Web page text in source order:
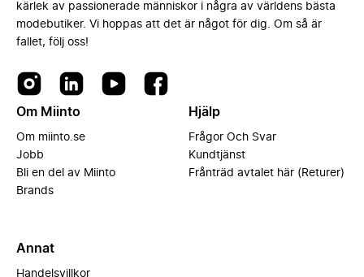
kärlek av passionerade människor i några av världens bästa
modebutiker. Vi hoppas att det är något för dig. Om så är
fallet, följ oss!
Om Miinto
Om miinto.se
Jobb
Bli en del av Miinto
Brands
Hjälp
Frågor Och Svar
Kundtjänst
Frånträd avtalet här (Returer)
Annat
Handelsvillkor